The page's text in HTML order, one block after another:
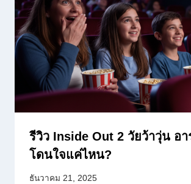
รีวิว Inside Out 2 วัยว้าวุ่น อ
โดนใจแค่ไหน?
ธันวาคม 21, 2025